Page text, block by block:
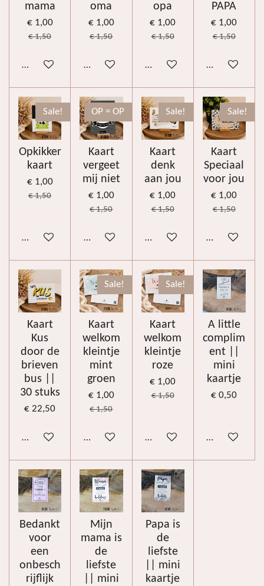
mama
€ 1,00
€ 1,50
In winkelwagen
oma
€ 1,00
€ 1,50
In winkelwagen
opa
€ 1,00
€ 1,50
In winkelwagen
PAPA
€ 1,00
€ 1,50
In
Sale!
Opkikker
kaart
€ 1,00
€ 1,50
In winkelwagen
OP = OP
Kaart
vergeet
mij niet
€ 1,00
€ 1,50
In winkelwagen
Sale!
Kaart
denk
aan jou
€ 1,00
€ 1,50
In winkelwagen
Sale!
Kaart
Speciaal
voor jou
€ 1,00
€ 1,50
In
Kaart
Kus
door de
brieven
bus ||
30 stuks
€ 22,50
In winkelwagen
Sale!
Kaart
welkom
kleintje
mint
groen
€ 1,00
€ 1,50
In winkelwagen
Sale!
Kaart
welkom
kleintje
roze
€ 1,00
€ 1,50
In winkelwagen
A little
complim
ent ||
mini
kaartje
€ 0,50
In
Bedankt
voor
een
onbesch
rijflijk
Mijn
mama is
de
liefste
|| mini
Papa is
de
liefste
|| mini
kaartje